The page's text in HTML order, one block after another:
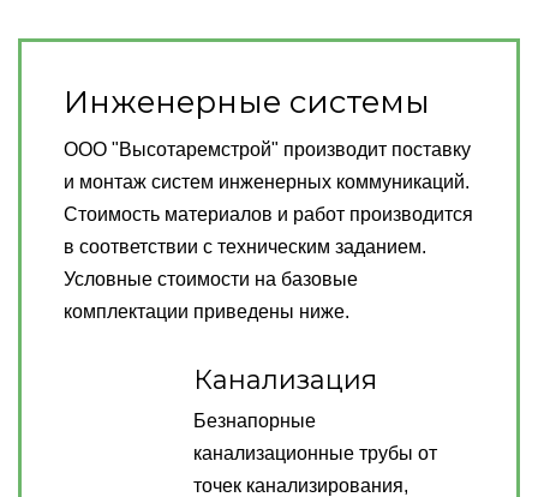
Инженерные системы
ООО "Высотаремстрой" производит поставку
и монтаж систем инженерных коммуникаций.
Стоимость материалов и работ производится
в соответствии с техническим заданием.
Условные стоимости на базовые
комплектации приведены ниже.
Канализация
Безнапорные
канализационные трубы от
точек канализирования,